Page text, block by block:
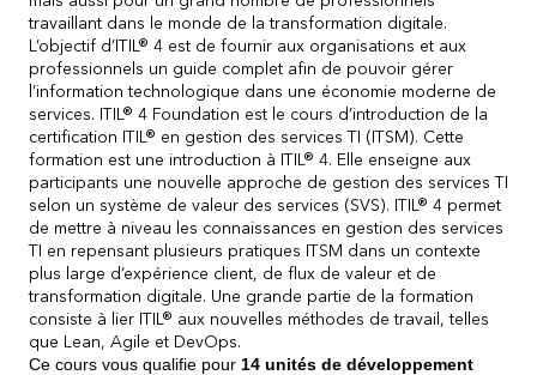
travaillant dans le monde de la transformation digitale.
L’objectif d’ITIL® 4 est de fournir aux organisations et aux
professionnels un guide complet afin de pouvoir gérer
l’information technologique dans une économie moderne de
services. ITIL® 4 Foundation est le cours d’introduction de la
certification ITIL® en gestion des services TI (ITSM). Cette
formation est une introduction à ITIL® 4. Elle enseigne aux
participants une nouvelle approche de gestion des services TI
selon un système de valeur des services (SVS). ITIL® 4 permet
de mettre à niveau les connaissances en gestion des services
TI en repensant plusieurs pratiques ITSM dans un contexte
plus large d’expérience client, de flux de valeur et de
transformation digitale. Une grande partie de la formation
consiste à lier ITIL® aux nouvelles méthodes de travail, telles
que Lean, Agile et DevOps.
Ce cours vous qualifie pour 14 unités de développement